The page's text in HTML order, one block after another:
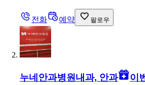
전화 예약 팔로우
누네안과병원 내과, 안과 이